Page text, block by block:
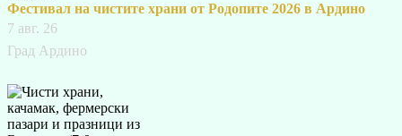
Фестивал на чистите храни от Родопите 2026 в Ардино
7 авг. 26
Град Ардино